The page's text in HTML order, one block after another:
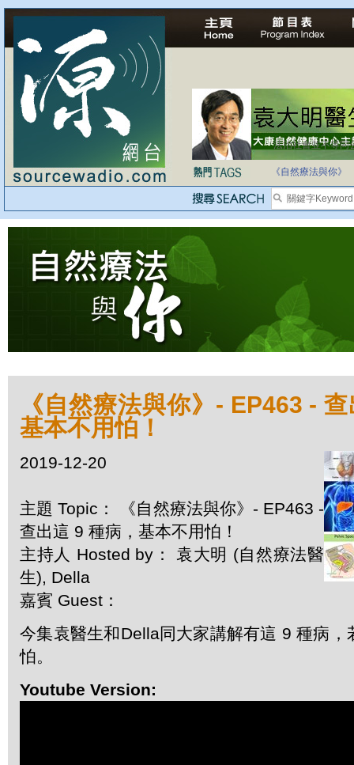
法治社會並不等同
自家教育合法化-
《自然療法與你》
《自然療法與你》- EP463 -
基本不用怕！
2019-12-20
主題 Topic： 《自然療法與你》- EP463 -
查出這 9 種病，基本不用怕！
主持人 Hosted by： 袁大明 (自然療法醫
生), Della
嘉賓 Guest：
今集袁醫生和Della同大家講解有這 9 種病，
怕。
Youtube Version: